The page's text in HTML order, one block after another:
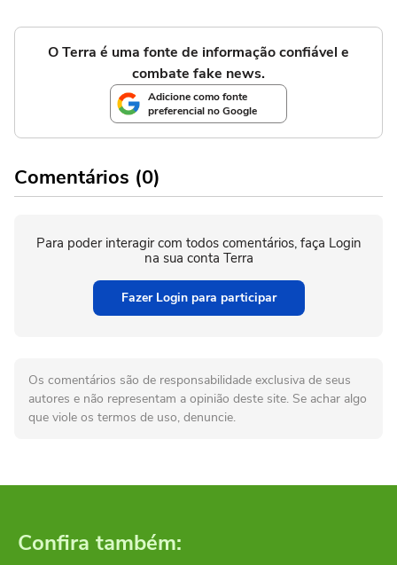
O Terra é uma fonte de informação confiável e
combate fake news.
Adicione como fonte
preferencial no Google
Comentários (0)
Para poder interagir com todos comentários, faça Login
na sua conta Terra
Fazer Login para participar
Os comentários são de responsabilidade exclusiva de seus
autores e não representam a opinião deste site. Se achar algo
que viole os termos de uso, denuncie.
Confira também: